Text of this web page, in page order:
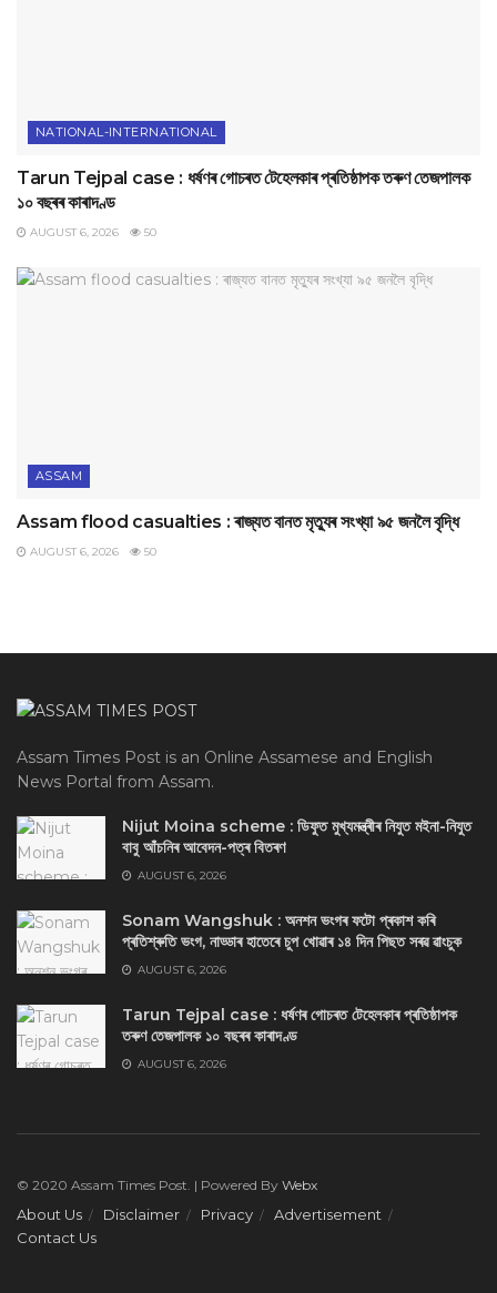
NATIONAL-INTERNATIONAL
Tarun Tejpal case : ধৰ্ষণৰ গোচৰত টেহেলকাৰ প্ৰতিষ্ঠাপক তৰুণ তেজপালক
১০ বছৰৰ কাৰাদণ্ড
AUGUST 6, 2026 50
ASSAM
Assam flood casualties : ৰাজ্যত বানত মৃত্যুৰ সংখ্যা ৯৫ জনলৈ বৃদ্ধি
AUGUST 6, 2026 50
Assam Times Post is an Online Assamese and English
News Portal from Assam.
Nijut Moina scheme : ডিফুত মুখ্যমন্ত্ৰীৰ নিযুত মইনা-নিযুত
বাবু আঁচনিৰ আবেদন-পত্ৰ বিতৰণ
AUGUST 6, 2026
Sonam Wangshuk : অনশন ভংগৰ ফটো প্ৰকাশ কৰি
প্ৰতিশ্ৰুতি ভংগ, নাড্ডাৰ হাতেৰে চুপ খোৱাৰ ১৪ দিন পিছত সৰৱ ৱাংচুক
AUGUST 6, 2026
Tarun Tejpal case : ধৰ্ষণৰ গোচৰত টেহেলকাৰ প্ৰতিষ্ঠাপক
তৰুণ তেজপালক ১০ বছৰৰ কাৰাদণ্ড
AUGUST 6, 2026
© 2020 Assam Times Post. | Powered By Webx
About Us Disclaimer Privacy
Advertisement
Contact Us